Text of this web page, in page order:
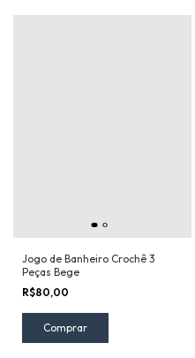
Jogo de Banheiro Crochê 3
Peças Bege
R$80,00